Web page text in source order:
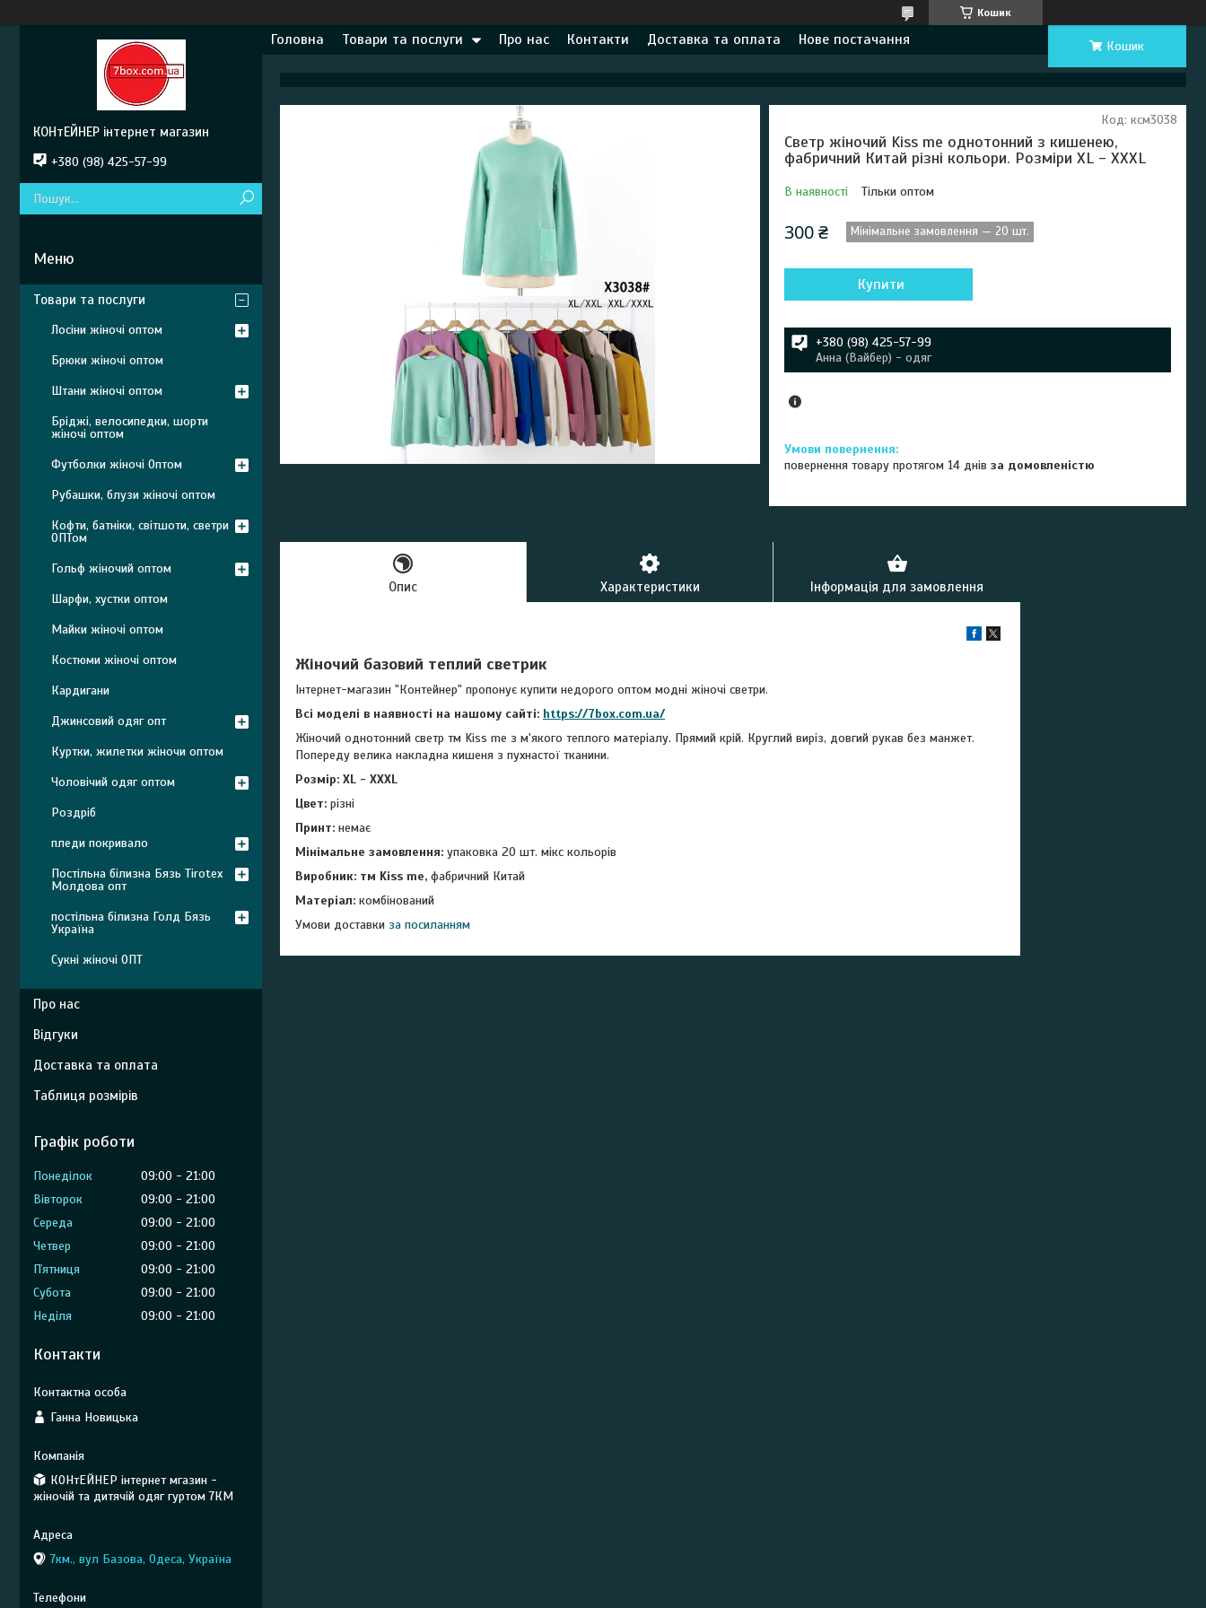
Кошик
Головна Товари та послуги Про нас Контакти Доставка та оплата Нове постачання Кошик
Светр жіночий Kiss me однотонний з кишенею,
фабричний Китай різні кольори. Розміри XL - XXXL
В наявності Тільки оптом
Код: ксм3038
300 ₴ Мінімальне замовлення — 20 шт.
Купити
+380 (98) 425-57-99
Анна (Вайбер) - одяг
повернення товару протягом 14 днівза домовленістю
Опис Характеристики Інформація для замовлення
Жіночий базовий теплий светрик
Інтернет-магазин "Контейнер" пропонує купити недорого оптом модні жіночі светри.
Всі моделі в наявності на нашому сайті: https://7box.com.ua/
Жіночий однотонний светр тм Kiss me з м'якого теплого матеріалу. Прямий крій. Круглий виріз, довгий рукав без манжет.
Попереду велика накладна кишеня з пухнастої тканини.
Розмір: XL - XXXL
Цвет: різні
Принт: немає
Мінімальне замовлення: упаковка 20 шт. мікс кольорів
Виробник: тм Kiss me, фабричний Китай
Матеріал: комбінований
Умови доставки за посиланням
КОНтЕЙНЕР інтернет магазин
+380 (98) 425-57-99
Товари та послуги
Лосіни жіночі оптом
Брюки жіночі оптом
Штани жіночі оптом
Бріджі, велосипедки, шорти
жіночі оптом
Футболки жіночі Оптом
Рубашки, блузи жіночі оптом
Кофти, батніки, світшоти, светри
ОПТом
Гольф жіночий оптом
Шарфи, хустки оптом
Майки жіночі оптом
Костюми жіночі оптом
Кардигани
Джинсовий одяг опт
Куртки, жилетки жіночи оптом
Чоловічий одяг оптом
Роздріб
пледи покривало
Постільна білизна Бязь Tirotex
Молдова опт
постільна білизна Голд Бязь
Україна
Сукні жіночі ОПТ
Про нас
Відгуки
Доставка та оплата
Таблиця розмірів
Графік роботи
Понеділок 09:00
21:00
Вівторок
09:00
21:00
Середа
09:00
21:00
Четвер
09:00
21:00
Пʼятниця
09:00
21:00
Субота
09:00
21:00
Неділя
09:00 21:00
Контакти
Ганна Новицька
КОНтЕЙНЕР інтернет мгазин -
жіночій та дитячій одяг гуртом 7КМ
7км., вул Базова, Одеса, Україна